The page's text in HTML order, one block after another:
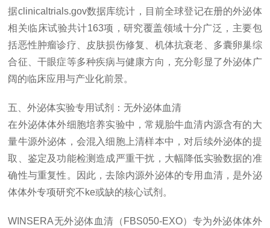
据clinicaltrials.gov数据库统计，目前全球登记在册的外泌体
相关临床试验共计163项，研究覆盖领域十分广泛，主要包
括恶性肿瘤诊疗、皮肤损伤修复、机体抗衰老、多囊卵巢综
合征、干眼症等多种疾病与健康方向，充分彰显了外泌体广
阔的临床应用与产业化前景。
五、外泌体实验专用试剂：无外泌体血清
在外泌体体外细胞培养实验中，常规胎牛血清内源含有的大
量牛源外泌体，会混入细胞上清样本中，对后续外泌体的提
取、鉴定及功能检测造成严重干扰，大幅降低实验数据的准
确性与重复性。因此，去除内源外泌体的专用血清，是外泌
体体外专项研究不ke或缺的核心试剂。
WINSERA无外泌体血清（FBS050-EXO） 专为外泌体体外